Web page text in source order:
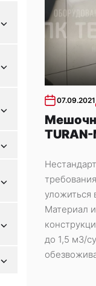
Показывать
Показывать
Показывать
Показывать
Показывать
Показывать
Показывать
07.09.2021
TURAN-
уложиться
Материал
до 1,5 м3/